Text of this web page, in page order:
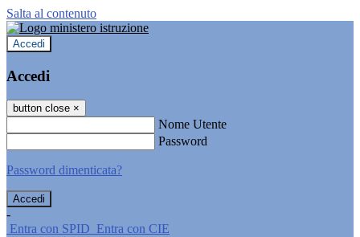
Salta al contenuto
Accedi
Accedi
button close ×
Nome Utente
Password
Password dimenticata?
-
Entra con SPID Entra con CIE